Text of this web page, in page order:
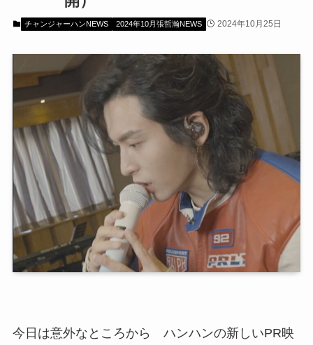
チャンジャーハンNEWS 2024年10月張哲瀚NEWS 2024年10月25日
今日は意外なところから ハンハンの新しいPR映